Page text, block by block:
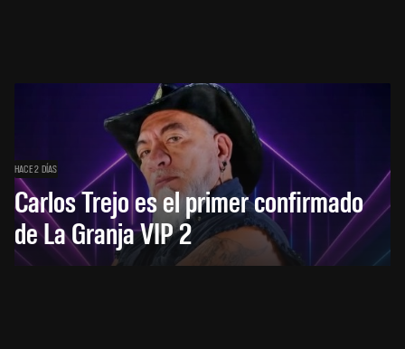
HACE 2 DÍAS
Carlos Trejo es el primer confirmado
de La Granja VIP 2